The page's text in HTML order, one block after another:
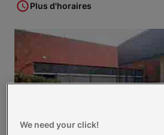
Plus d'horaires
We need your click!